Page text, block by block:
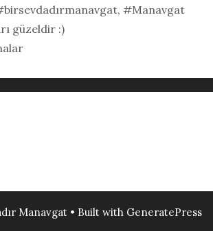
, #Manavgat
güzeldir :)
Manavgat • Built with GeneratePress